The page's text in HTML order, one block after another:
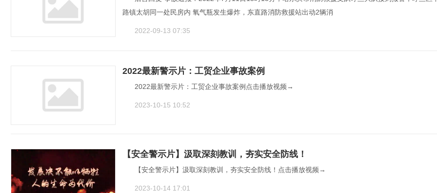
路镇太胡同一处民房内 氧气瓶发生爆炸，东直路消防救援站出动2辆消
2022-09-13 07:35
2022最新警示片：工贸企业事故案例
2022最新警示片：工贸企业事故案例点击播放视频→
2023-10-15 10:52
【安全警示片】汲取深刻教训，夯实安全防线！
【安全警示片】汲取深刻教训，夯实安全防线！点击播放视频→
2023-10-14 17:01